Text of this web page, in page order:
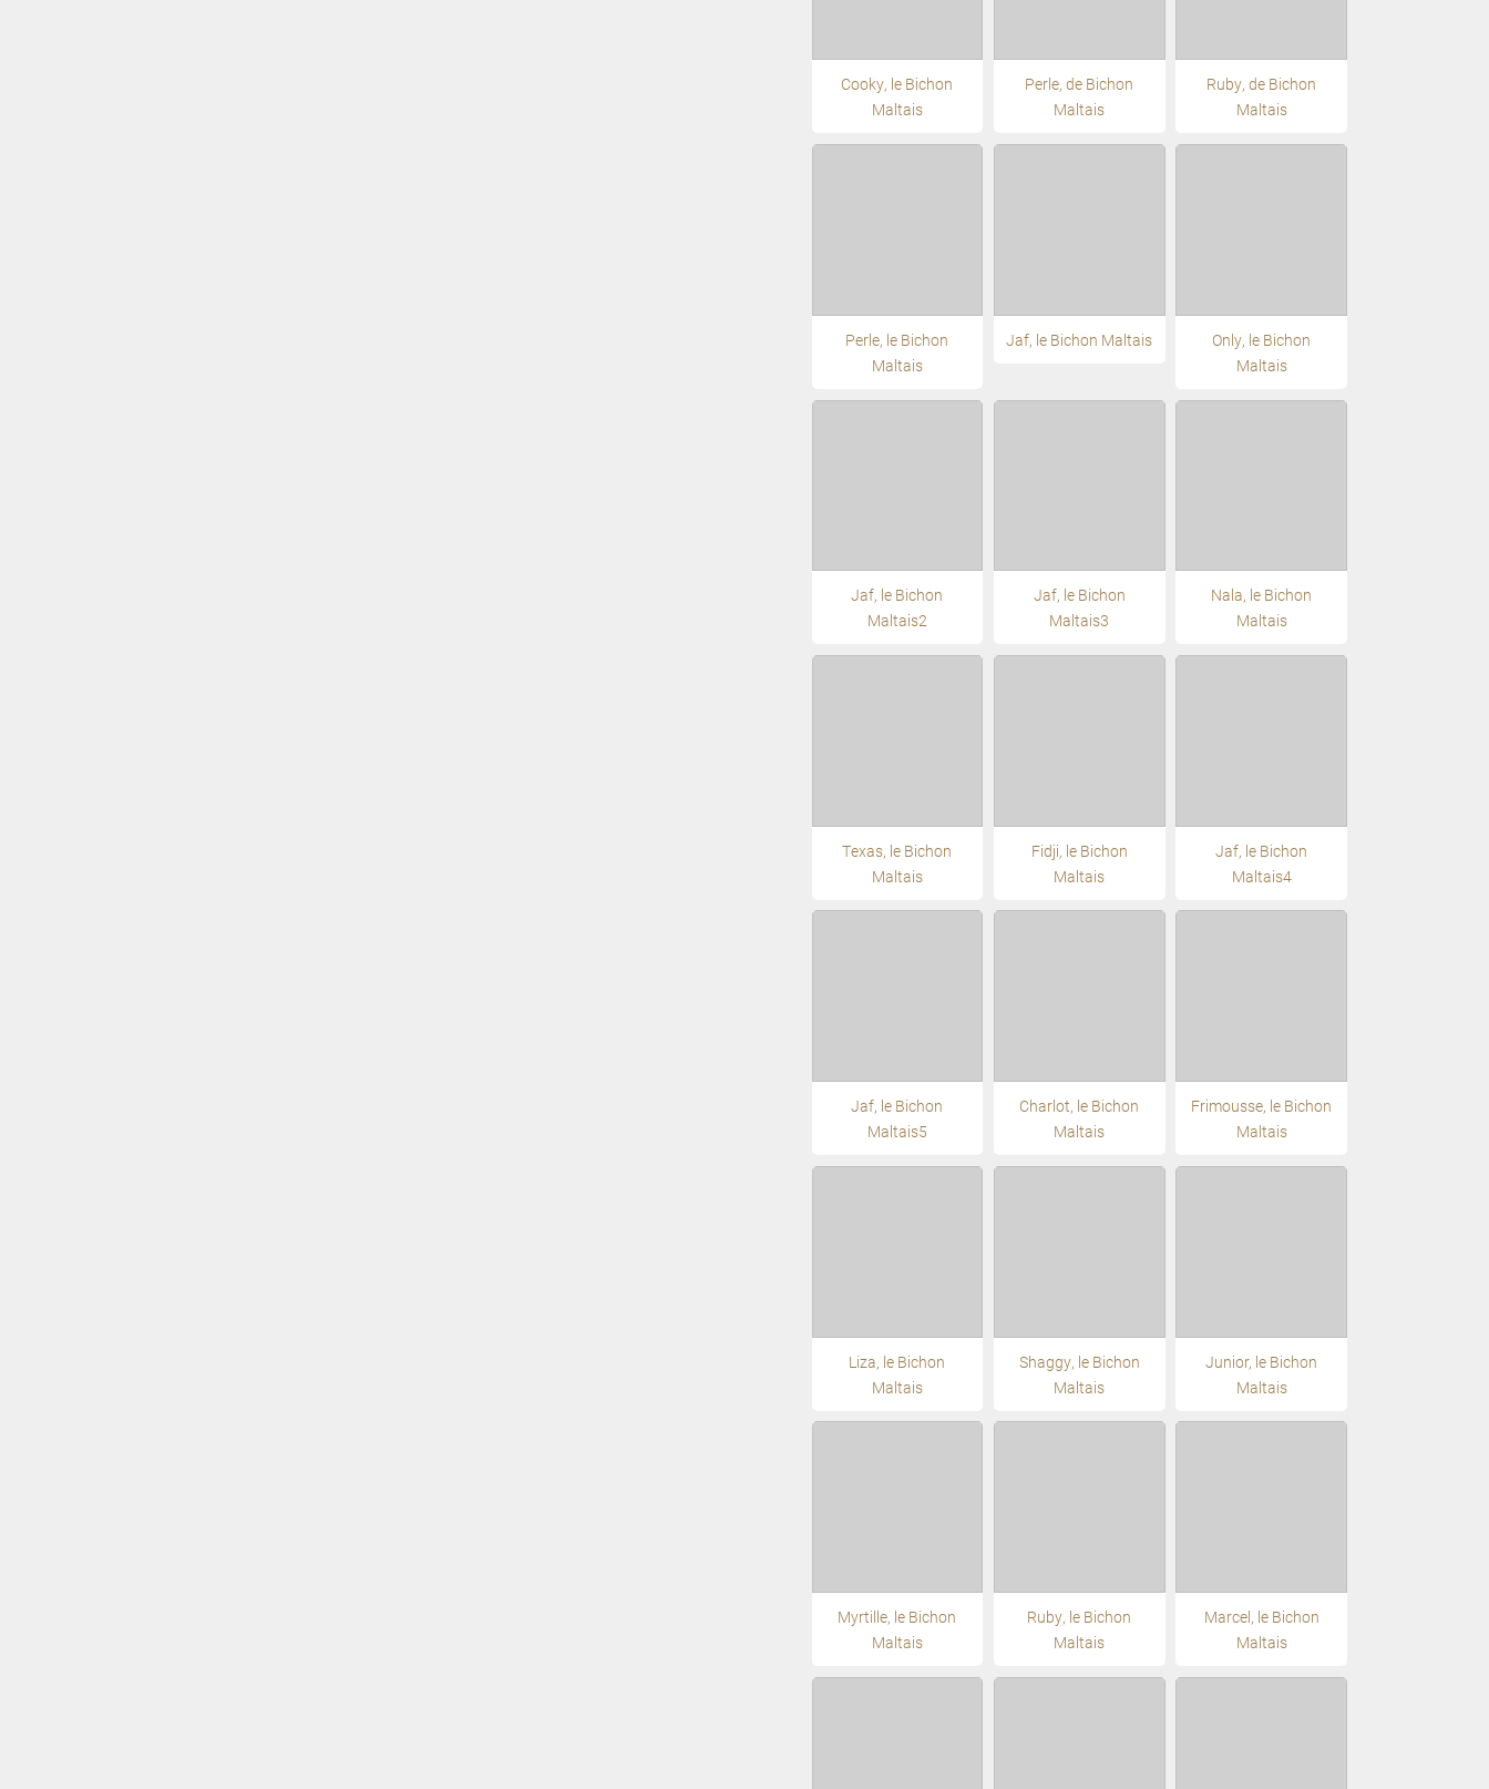
Cooky, le Bichon
Maltais
Perle, de Bichon
Maltais
Ruby, de Bichon
Maltais
Perle, le Bichon
Maltais
Jaf, le Bichon Maltais
Only, le Bichon
Maltais
Jaf, le Bichon
Maltais2
Jaf, le Bichon
Maltais3
Nala, le Bichon
Maltais
Texas, le Bichon
Maltais
Fidji, le Bichon
Maltais
Jaf, le Bichon
Maltais4
Jaf, le Bichon
Maltais5
Charlot, le Bichon
Maltais
Frimousse, le Bichon
Maltais
Liza, le Bichon
Maltais
Shaggy, le Bichon
Maltais
Junior, le Bichon
Maltais
Myrtille, le Bichon
Maltais
Ruby, le Bichon
Maltais
Marcel, le Bichon
Maltais